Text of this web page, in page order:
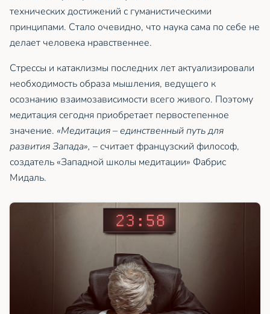
технических достижений с гуманистическими
принципами. Стало очевидно, что наука сама по себе не
делает человека нравственнее.
Стрессы и катаклизмы последних лет актуализировали
необходимость образа мышления, ведущего к
осознанию взаимозависимости всего живого. Поэтому
медитация сегодня приобретает первостепенное
значение. «Медитация – единственный путь для
развития Запада», – считает французский философ,
создатель «Западной школы медитации» Фабрис
Мидаль.